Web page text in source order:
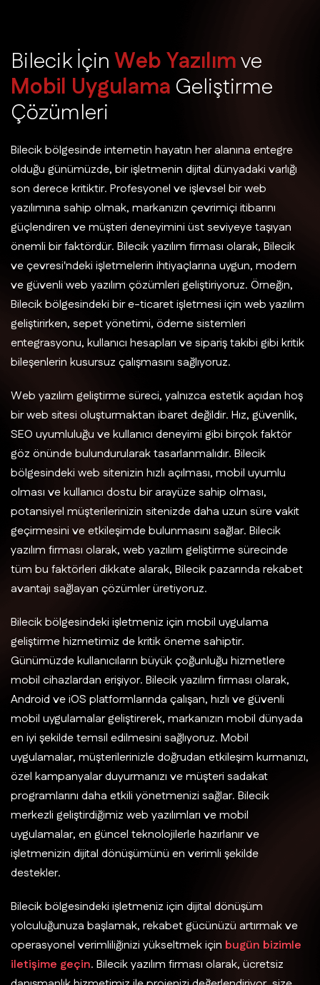
BilecikİçinWebYazılımve
Mobil Uygulama Geliştirme
Çözümleri
Bilecik bölgesinde internetin hayatın her alanına entegre
olduğu günümüzde, bir işletmenin dijital dünyadaki varlığı
son derece kritiktir. Profesyonel ve işlevsel bir web
yazılımına sahip olmak, markanızın çevrimiçi itibarını
güçlendiren ve müşteri deneyimini üst seviyeye taşıyan
önemli bir faktördür. Bilecik yazılım firması olarak, Bilecik
ve çevresi'ndeki işletmelerin ihtiyaçlarına uygun, modern
ve güvenli web yazılım çözümleri geliştiriyoruz. Örneğin,
Bilecik bölgesindeki bir e-ticaret işletmesi için web yazılım
geliştirirken, sepet yönetimi, ödeme sistemleri
entegrasyonu, kullanıcı hesapları ve sipariş takibi gibi kritik
bileşenlerin kusursuz çalışmasını sağlıyoruz.
Web yazılım geliştirme süreci, yalnızca estetik açıdan hoş
bir web sitesi oluşturmaktan ibaret değildir. Hız, güvenlik,
SEO uyumluluğu ve kullanıcı deneyimi gibi birçok faktör
göz önünde bulundurularak tasarlanmalıdır. Bilecik
bölgesindeki web sitenizin hızlı açılması, mobil uyumlu
olması ve kullanıcı dostu bir arayüze sahip olması,
potansiyel müşterilerinizin sitenizde daha uzun süre vakit
geçirmesini ve etkileşimde bulunmasını sağlar. Bilecik
yazılım firması olarak, web yazılım geliştirme sürecinde
tüm bu faktörleri dikkate alarak, Bilecik pazarında rekabet
avantajı sağlayan çözümler üretiyoruz.
Bilecik bölgesindeki işletmeniz için mobil uygulama
geliştirme hizmetimiz de kritik öneme sahiptir.
Günümüzde kullanıcıların büyük çoğunluğu hizmetlere
mobil cihazlardan erişiyor. Bilecik yazılım firması olarak,
Android ve iOS platformlarında çalışan, hızlı ve güvenli
mobil uygulamalar geliştirerek, markanızın mobil dünyada
en iyi şekilde temsil edilmesini sağlıyoruz. Mobil
uygulamalar, müşterilerinizle doğrudan etkileşim kurmanızı,
özel kampanyalar duyurmanızı ve müşteri sadakat
programlarını daha etkili yönetmenizi sağlar. Bilecik
merkezli geliştirdiğimiz web yazılımları ve mobil
uygulamalar, en güncel teknolojilerle hazırlanır ve
işletmenizin dijital dönüşümünü en verimli şekilde
destekler.
Bilecik bölgesindeki işletmeniz için dijital dönüşüm
yolculuğunuza başlamak, rekabet gücünüzü artırmak ve
operasyonel verimliliğinizi yükseltmek için bugün bizimle
iletişime geçin. Bilecik yazılım firması olarak, ücretsiz